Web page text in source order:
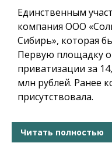
Единственным
компания ООО
Сибирь», которая
Первую площадку
приватизации за
млн рублей. Ранее
присутствовала.
Читать полностью